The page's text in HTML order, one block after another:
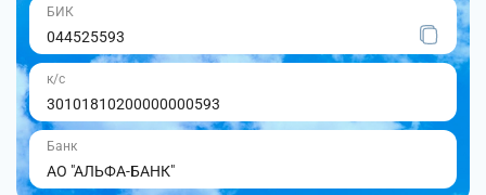
БИК
044525593
к/с
30101810200000000593
Банк
АО "АЛЬФА-БАНК"